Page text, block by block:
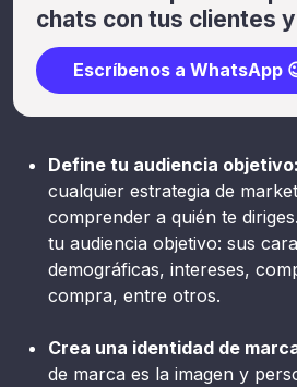
chats con tus clientes
Escríbenos a WhatsApp
Define tu audiencia objetivo:
cualquier estrategia de
comprender a quién te
tu audiencia objetivo: sus
demográficas, intereses,
compra, entre otros.
Crea una identidad de
de marca es la imagen y